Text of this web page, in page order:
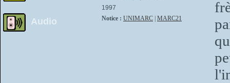
Audio
1997
Notice : UNIMARC MARC21